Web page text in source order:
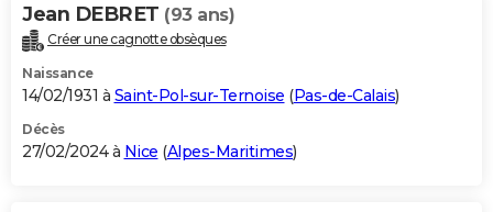
Jean DEBRET (93 ans)
Créer une cagnotte obsèques
Naissance
14/02/1931 à Saint-Pol-sur-Ternoise (Pas-de-Calais)
Décès
27/02/2024 à Nice (Alpes-Maritimes)